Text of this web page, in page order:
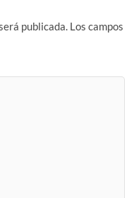
publicada. Los campos